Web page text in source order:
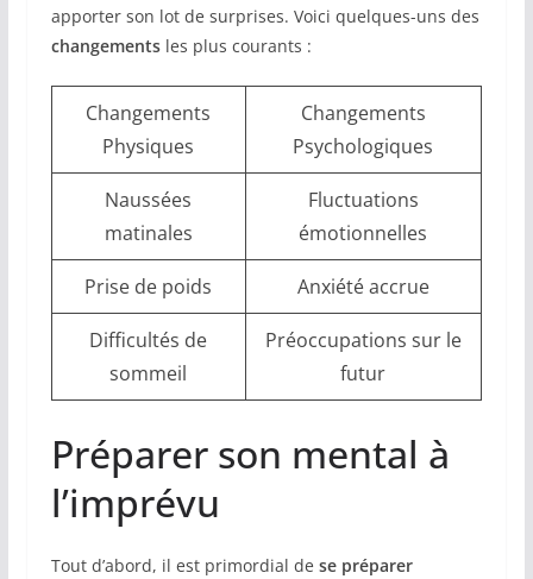
apporter son lot de surprises. Voici quelques-uns des
changementsles plus courants :
Changements
Physiques
Changements
Psychologiques
Naussées
matinales
Fluctuations
émotionnelles
Prise de poids Anxiété accrue
Difficultés de
sommeil
Préoccupations sur le
futur
Préparer son mental à
l’imprévu
Tout d’abord, il est primordial de se préparer